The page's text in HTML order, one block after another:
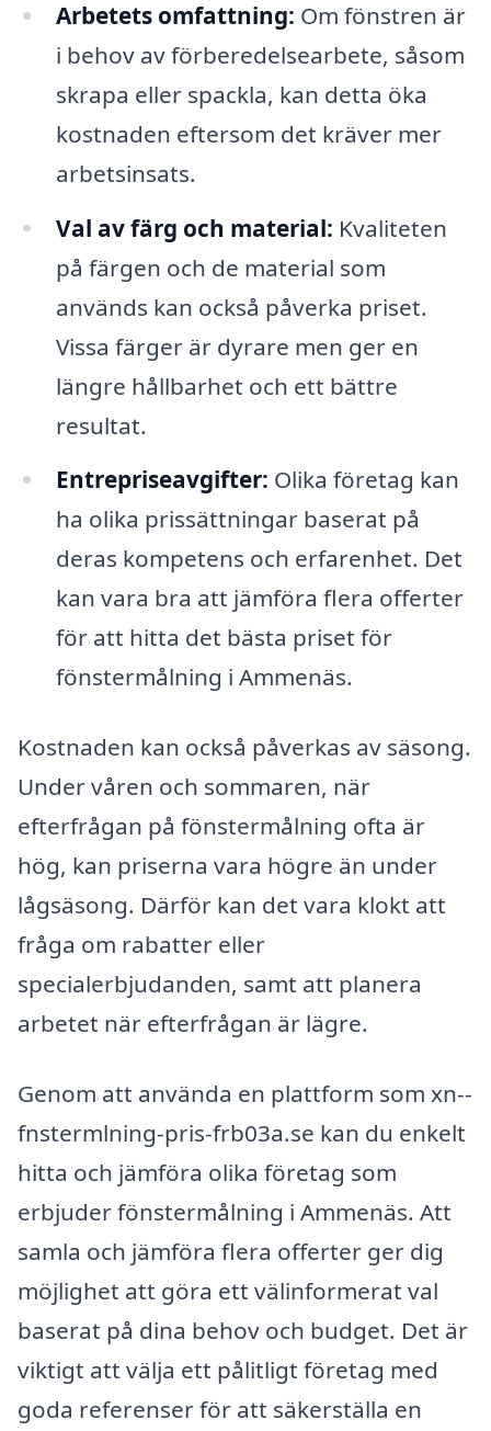
Arbetets omfattning: Om fönstren är
i behov av förberedelsearbete, såsom
skrapa eller spackla, kan detta öka
kostnaden eftersom det kräver mer
arbetsinsats.
Val av färg och material: Kvaliteten
på färgen och de material som
används kan också påverka priset.
Vissa färger är dyrare men ger en
längre hållbarhet och ett bättre
resultat.
Entrepriseavgifter: Olika företag kan
ha olika prissättningar baserat på
deras kompetens och erfarenhet. Det
kan vara bra att jämföra flera offerter
för att hitta det bästa priset för
fönstermålning i Ammenäs.
Kostnaden kan också påverkas av säsong.
Under våren och sommaren, när
efterfrågan på fönstermålning ofta är
hög, kan priserna vara högre än under
lågsäsong. Därför kan det vara klokt att
fråga om rabatter eller
specialerbjudanden, samt att planera
arbetet när efterfrågan är lägre.
Genom att använda en plattform som xn--
fnstermlning-pris-frb03a.se kan du enkelt
hitta och jämföra olika företag som
erbjuder fönstermålning i Ammenäs. Att
samla och jämföra flera offerter ger dig
möjlighet att göra ett välinformerat val
baserat på dina behov och budget. Det är
viktigt att välja ett pålitligt företag med
goda referenser för att säkerställa en